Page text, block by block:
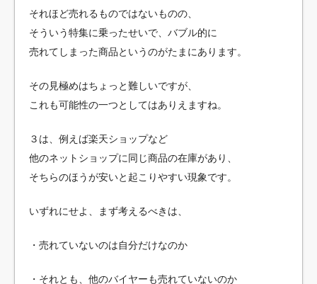
それほど売れるものではないものの、
そういう特集に乗ったせいで、バブル的に
売れてしまった商品というのがたまにあります。
その見極めはちょっと難しいですが、
これも可能性の一つとしてはありえますね。
３は、例えば楽天ショップなど
他のネットショップに同じ商品の在庫があり、
そちらのほうが安いと起こりやすい現象です。
いずれにせよ、まず考えるべきは、
・売れていないのは自分だけなのか
・それとも、他のバイヤーも売れていないのか